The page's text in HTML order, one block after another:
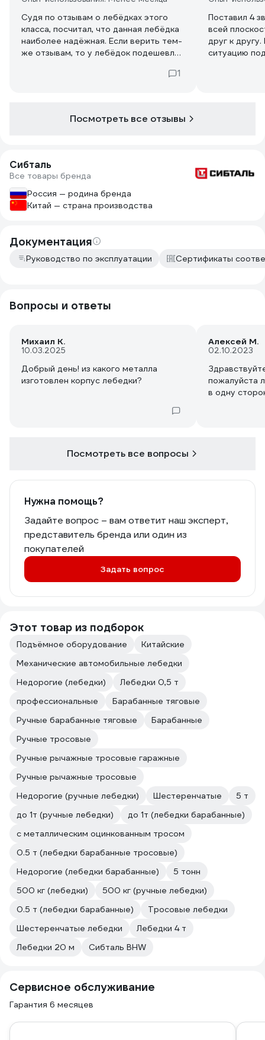
Судя по отзывам о лебёдках этого
класса, посчитал, что данная лебёдка
наиболее надёжная. Если верить тем-
же отзывам, то у лебёдок подешевле,
из обычной "чернушки" и у многих при
скорее, или литьё, или фрезерованная.
ни чем иным, кроме как
грузоподъёмными механизмами и
сопутствующих изделиями к ним не
занимается, а значит и подход к
своему делу - основательный, со
Вещь.
1
Поставил 4
всей
друг к
ситуацию
Посмотреть все отзывы
Сибталь
Все товары бренда
Россия — родина бренда
Китай — страна производства
Документация
Руководство по эксплуатации Сертификаты
Вопросы и ответы
Михаил К.
10.03.2025
Добрый день! из какого металла
изготовлен корпус лебедки?
Алексей М.
02.10.2023
пожалуйста
в одну
Посмотреть все вопросы
Нужна помощь?
Задайте вопрос – вам ответит наш эксперт,
представитель бренда или один из
покупателей
Задать вопрос
Этот товар из подборок
Подъёмное оборудование
Китайские
Механические автомобильные лебедки
Недорогие (лебедки)
Лебедки 0,5 т
профессиональные
Барабанные тяговые
Ручные барабанные тяговые
Барабанные
Ручные тросовые
Ручные рычажные тросовые гаражные
Ручные рычажные тросовые
Недорогие (ручные лебедки)
Шестеренчатые
5 т
до 1т (ручные лебедки)
до 1т (лебедки барабанные)
с металлическим оцинкованным тросом
0.5 т (лебедки барабанные тросовые)
Недорогие (лебедки барабанные)
5 тонн
500 кг (лебедки)
500 кг (ручные лебедки)
0.5 т (лебедки барабанные)
Тросовые лебедки
Шестеренчатые лебедки
Лебедки 4 т
Лебедки 20 м
Сибталь BHW
Сервисное обслуживание
Гарантия 6 месяцев